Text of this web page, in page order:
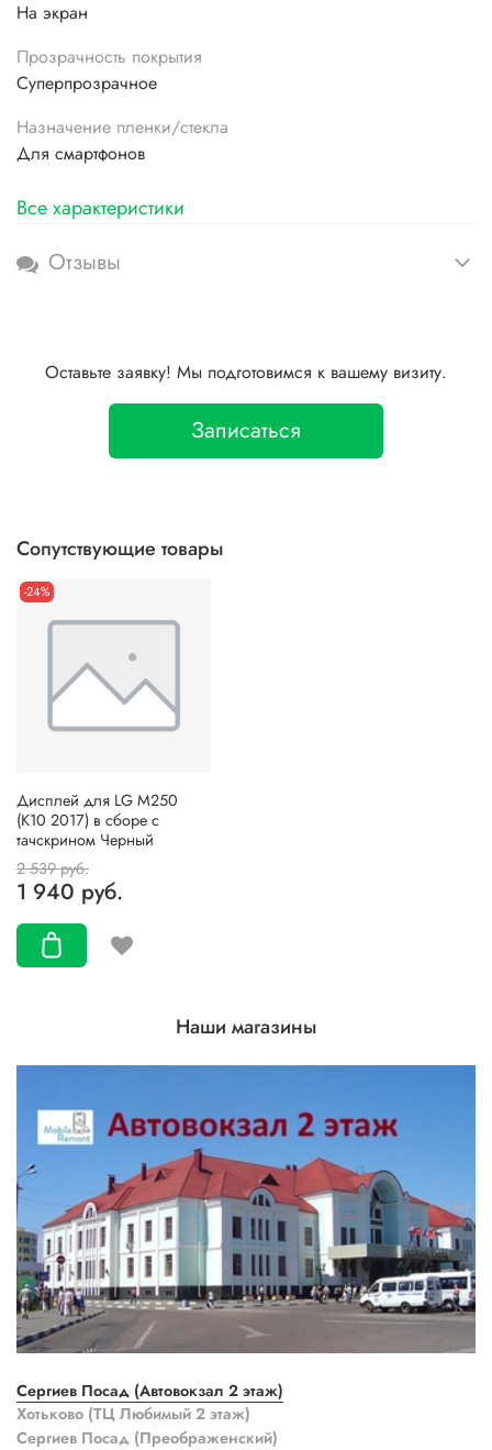
На экран
Прозрачность покрытия
Суперпрозрачное
Назначение пленки/стекла
Для смартфонов
Все характеристики
Отзывы
Оставьте заявку! Мы подготовимся к вашему визиту.
Записаться
Сопутствующие товары
-24%
Дисплей для LG M250
(K10 2017) в сборе с
тачскрином Черный
2 539 руб.
1 940 руб.
Наши магазины
Сергиев Посад (Автовокзал 2 этаж)
Хотьково (ТЦ Любимый 2 этаж)
Сергиев Посад (Преображенский)